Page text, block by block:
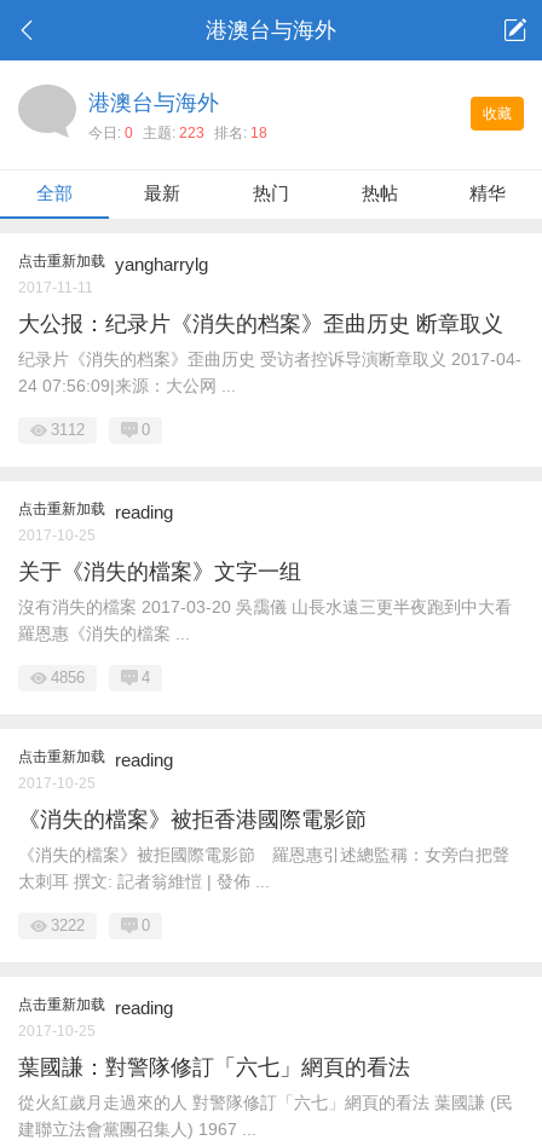
港澳台与海外
收藏
港澳台与海外
今日: 0 主题: 223 排名: 18
全部 最新 热门 热帖 精华
点击重新加载 yangharrylg
2017-11-11
大公报：纪录片《消失的档案》歪曲历史 断章取义
纪录片《消失的档案》歪曲历史 受访者控诉导演断章取义 2017-04-
24 07:56:09|来源：大公网 ...
3112 0
点击重新加载 reading
2017-10-25
关于《消失的檔案》文字一组
沒有消失的檔案 2017-03-20 吳靄儀 山長水遠三更半夜跑到中大看
羅恩惠《消失的檔案 ...
4856 4
点击重新加载 reading
2017-10-25
《消失的檔案》被拒香港國際電影節
《消失的檔案》被拒國際電影節 羅恩惠引述總監稱：女旁白把聲
太刺耳 撰文: 記者翁維愷 | 發佈 ...
3222 0
点击重新加载 reading
2017-10-25
葉國謙：對警隊修訂「六七」網頁的看法
從火紅歲月走過來的人 對警隊修訂「六七」網頁的看法 葉國謙 (民
建聯立法會黨團召集人) 1967 ...